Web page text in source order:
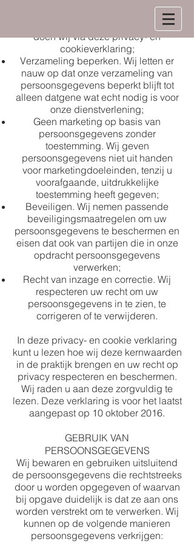
mogelijk informeren hoe en waarom wij
persoonsgegevens verwerken. Dat
doen wij via deze privacy- en
cookieverklaring;
Verzameling beperken. Wij letten er
nauw op dat onze verzameling van
persoonsgegevens beperkt blijft tot
alleen datgene wat echt nodig is voor
onze dienstverlening;
Geen marketing op basis van
persoonsgegevens zonder
toestemming. Wij geven
persoonsgegevens niet uit handen
voor marketingdoeleinden, tenzij u
voorafgaande, uitdrukkelijke
toestemming heeft gegeven;
Beveiligen. Wij nemen passende
beveiligingsmaatregelen om uw
persoonsgegevens te beschermen en
eisen dat ook van partijen die in onze
opdracht persoonsgegevens
verwerken;
Recht van inzage en correctie. Wij
respecteren uw recht om uw
persoonsgegevens in te zien, te
corrigeren of te verwijderen.
In deze privacy- en cookie verklaring
kunt u lezen hoe wij deze kernwaarden
in de praktijk brengen en uw recht op
privacy respecteren en beschermen.
Wij raden u aan deze zorgvuldig te
lezen. Deze verklaring is voor het laatst
aangepast op 10 oktober 2016.
GEBRUIK VAN
PERSOONSGEGEVENS
Wij bewaren en gebruiken uitsluitend
de persoonsgegevens die rechtstreeks
door u worden opgegeven of waarvan
bij opgave duidelijk is dat ze aan ons
worden verstrekt om te verwerken. Wij
kunnen op de volgende manieren
persoonsgegevens verkrijgen: